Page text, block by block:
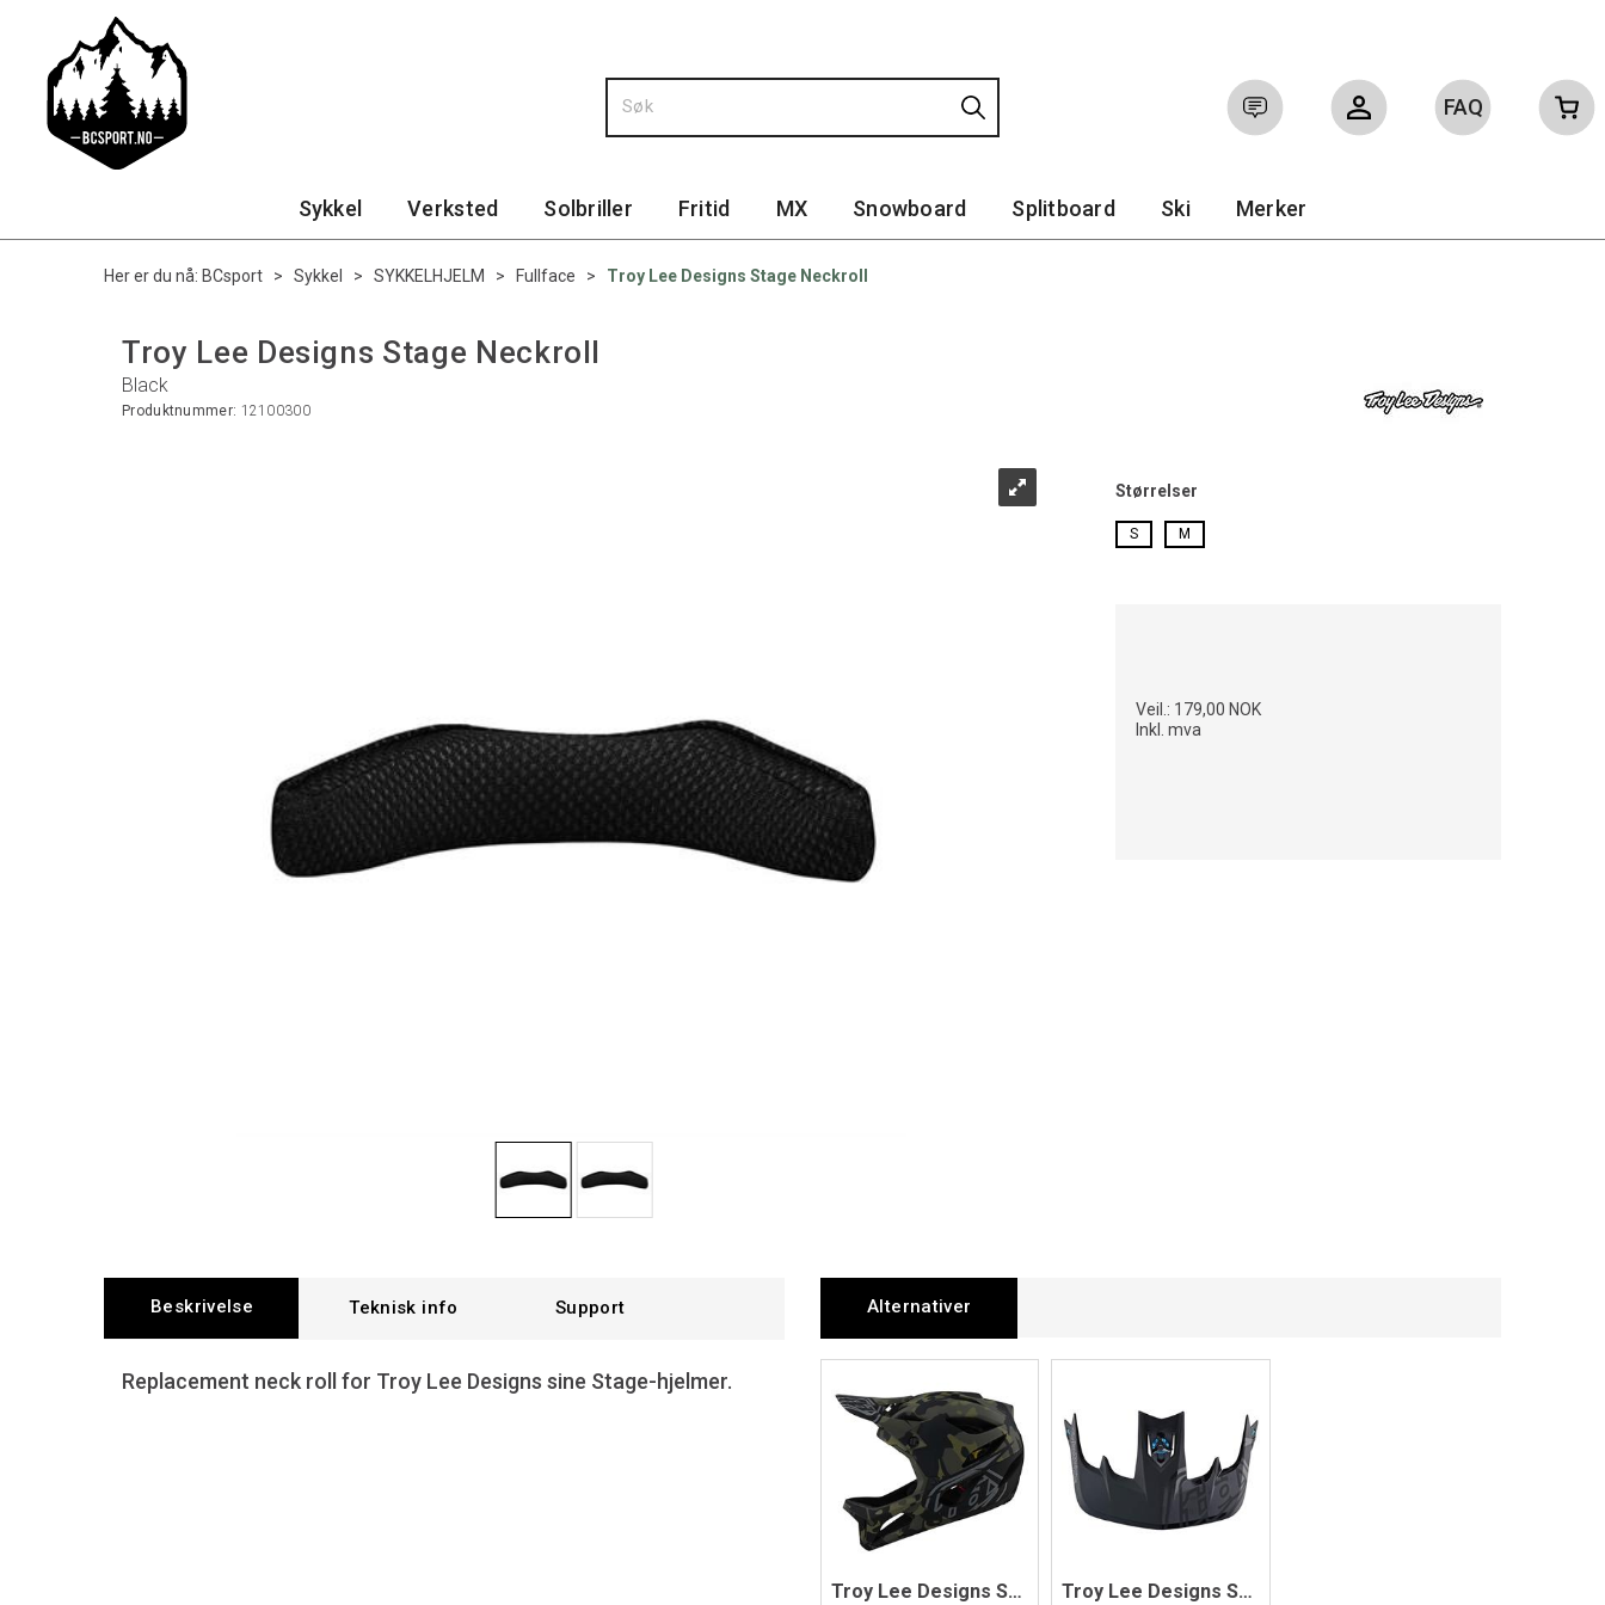
FAQ
Sykkel Verksted Solbriller Fritid MX Snowboard Splitboard Ski Merker
Her er du nå: BCsport > Sykkel > SYKKELHJELM > Fullface > Troy Lee Designs Stage Neckroll
Troy Lee Designs Stage Neckroll
Black
Produktnummer: 12100300
Størrelser
S M
Veil.: 179,00 NOK
Inkl. mva
Beskrivelse Teknisk info Support
Replacement neck roll for Troy Lee Designs sine Stage-hjelmer.
Alternativer
Troy Lee Designs Stage Helmet Troy Lee Designs Stage Visor